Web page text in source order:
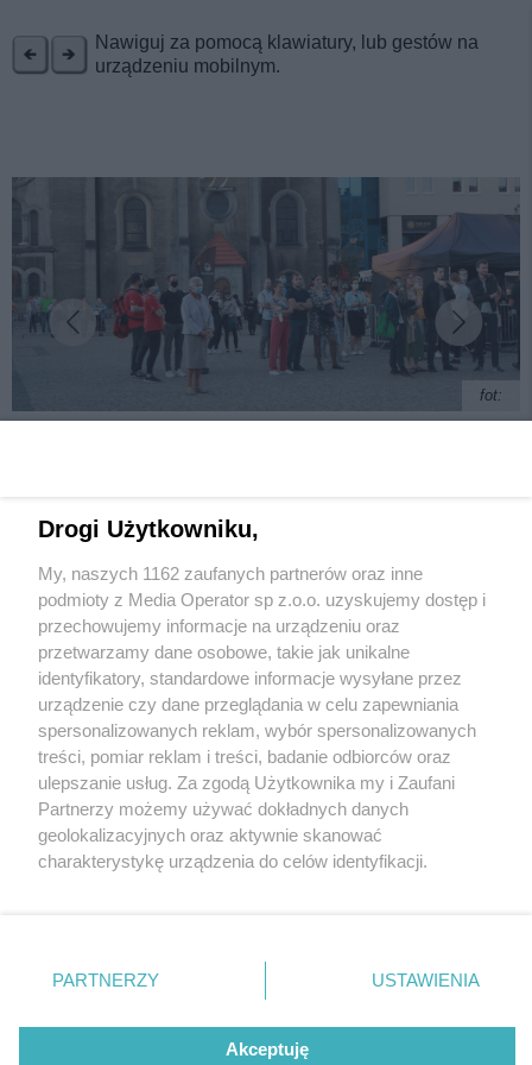
Nawiguj za pomocą klawiatury, lub gestów na
urządzeniu mobilnym.
fot:
tarnogórzanie
2 / 49
Gwarki 2021- zdjęcia
Wydawca mediów lokalnych
Nie zapomnij
zapoznać się z:
polityką prywatności regulamin korzystania z portali
Twojemiasto
Piekary Śląskie
Chorzów
Tarnowskie Góry
Gliwice
Skontakuj sięz nami
Kontakt
Wydawca
Redakcja
Drogi Użytkowniku,
My, naszych 1162 zaufanych partnerów oraz inne
podmioty z Media Operator sp z.o.o. uzyskujemy dostęp i
przechowujemy informacje na urządzeniu oraz
przetwarzamy dane osobowe, takie jak unikalne
identyfikatory, standardowe informacje wysyłane przez
urządzenie czy dane przeglądania w celu zapewniania
spersonalizowanych reklam, wybór spersonalizowanych
treści, pomiar reklam i treści, badanie odbiorców oraz
ulepszanie usług. Za zgodą Użytkownika my i Zaufani
Partnerzy możemy używać dokładnych danych
geolokalizacyjnych oraz aktywnie skanować
charakterystykę urządzenia do celów identyfikacji.
zmienić/wycofać klikając przycisk ustawień prywatności
znajdujący się w lewym dolnym rogu strony
rodzaje przetwarzania danych nie wymagają zgody
użytkownika, ale masz prawo sprzeciwić się takiemu
PARTNERZY USTAWIENIA
Akceptuję